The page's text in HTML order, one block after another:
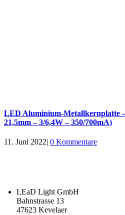
LED Aluminium-Metallkernplatte
21,5mm – 3/6,4W – 350/700mA)
11. Juni 2022| 0 Kommentare
LEaD Light GmbH
Bahnstrasse 13
47623 Kevelaer